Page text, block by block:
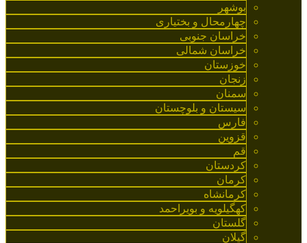
بوشهر
چهارمحال و بختیاری
خراسان جنوبی
خراسان شمالی
خوزستان
زنجان
سمنان
سیستان و بلوچستان
فارس
قزوین
قم
کردستان
کرمان
کرمانشاه
کهگیلویه و بویراحمد
گلستان
گیلان